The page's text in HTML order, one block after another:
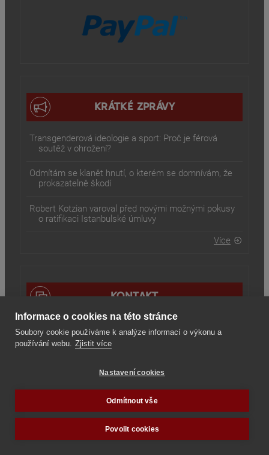
KRÁTKÉ ZPRÁVY
Transgenderová ideologie a sport: Proč je férová
soutěž v ohrožení?
Odmítám se klanět hnutí, o kterém se domnívám, že
prokazatelně škodí
Robert Kotzian varoval před novými možnými pokusy
o ratifikaci Istanbulské úmluvy
Více
KONTAKT
IČ: 07681046
Čajkovského 16
info/at/tradicni-rodina.cz
Doručovací adresa:
779 00 | Olomouc
Informace o cookies na této stránce
Soubory cookie používáme k analýze informací o výkonu a
používání webu. Zjistit více
Nastavení cookies
Odmítnout vše
Povolit cookies